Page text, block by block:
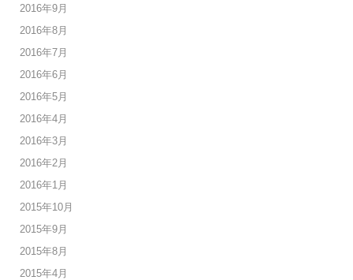
2016年9月
2016年8月
2016年7月
2016年6月
2016年5月
2016年4月
2016年3月
2016年2月
2016年1月
2015年10月
2015年9月
2015年8月
2015年4月